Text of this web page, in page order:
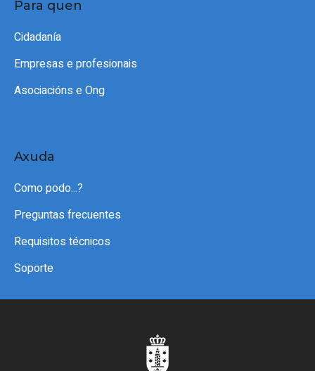
Para quen
Cidadanía
Empresas e profesionais
Asociacións e Ong
Axuda
Como podo...?
Preguntas frecuentes
Requisitos técnicos
Soporte